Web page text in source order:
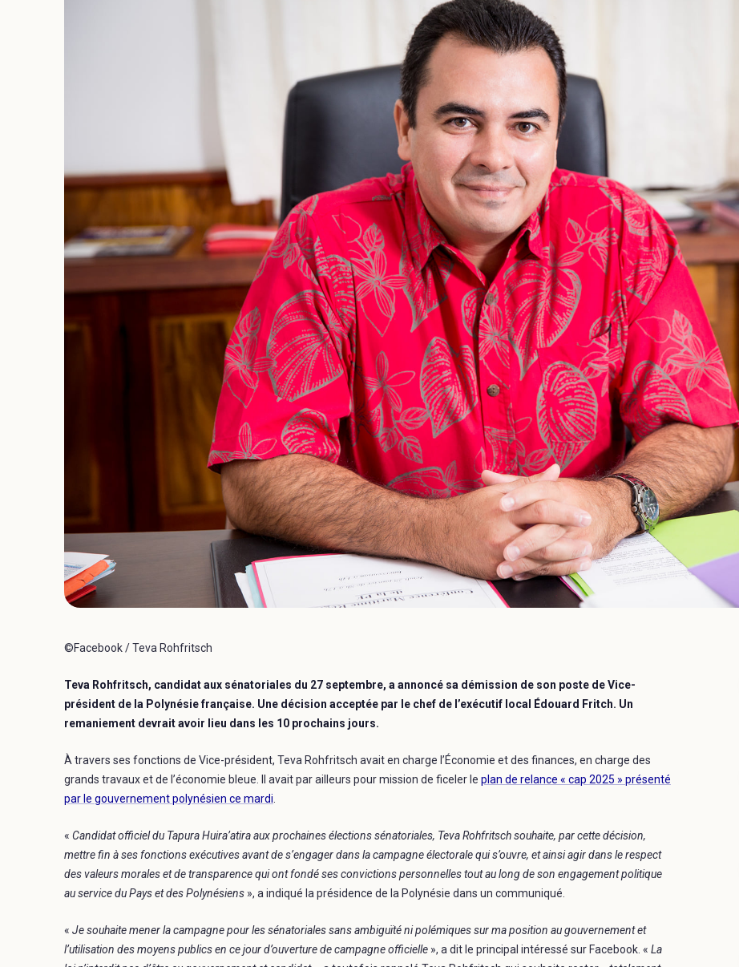
©Facebook / Teva Rohfritsch
Teva Rohfritsch, candidat aux sénatoriales du 27 septembre, a annoncé sa démission de son poste de Vice-
président de la Polynésie française. Une décision acceptée par le chef de l’exécutif local Édouard Fritch. Un
remaniement devrait avoir lieu dans les 10 prochains jours.
À travers ses fonctions de Vice-président, Teva Rohfritsch avait en charge l’Économie et des finances, en charge des
grands travaux et de l’économie bleue. Il avait par ailleurs pour mission de ficeler le plan de relance « cap 2025 » présenté
par le gouvernement polynésien ce mardi
« Candidat officiel du Tapura Huira’atira aux prochaines élections sénatoriales, Teva Rohfritsch souhaite, par cette décision,
mettre fin à ses fonctions exécutives avant de s’engager dans la campagne électorale qui s’ouvre, et ainsi agir dans le respect
des valeurs morales et de transparence qui ont fondé ses convictions personnelles tout au long de son engagement politique
au service du Pays et des Polynésiens », a indiqué la présidence de la Polynésie dans un communiqué.
« Je souhaite mener la campagne pour les sénatoriales sans ambiguïté ni polémiques sur ma position au gouvernement et
l’utilisation des moyens publics en ce jour d’ouverture de campagne officielle », a dit le principal intéressé sur Facebook. « La